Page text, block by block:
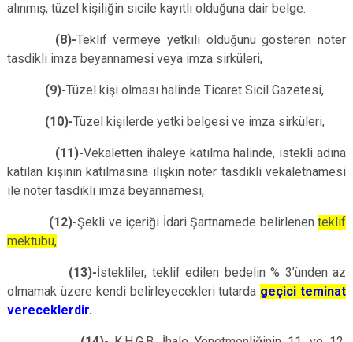
alınmış, tüzel kişiliğin sicile kayıtlı olduğuna dair belge.
(8)-Teklif vermeye yetkili olduğunu gösteren noter
tasdikli imza beyannamesi veya imza sirküleri,
(9)-Tüzel kişi olması halinde Ticaret Sicil Gazetesi,
(10)-Tüzel kişilerde yetki belgesi ve imza sirküleri,
(11)-Vekaletten ihaleye katılma halinde, istekli adına
katılan kişinin katılmasına ilişkin noter tasdikli vekaletnamesi
ile noter tasdikli imza beyannamesi,
(12)-Şekli ve içeriği İdari Şartnamede belirlenenteklif
mektubu,
(13)-İstekliler, teklif edilen bedelin % 3’ünden az
olmamak üzere kendi belirleyecekleri tutarda geçici teminat
vereceklerdir.